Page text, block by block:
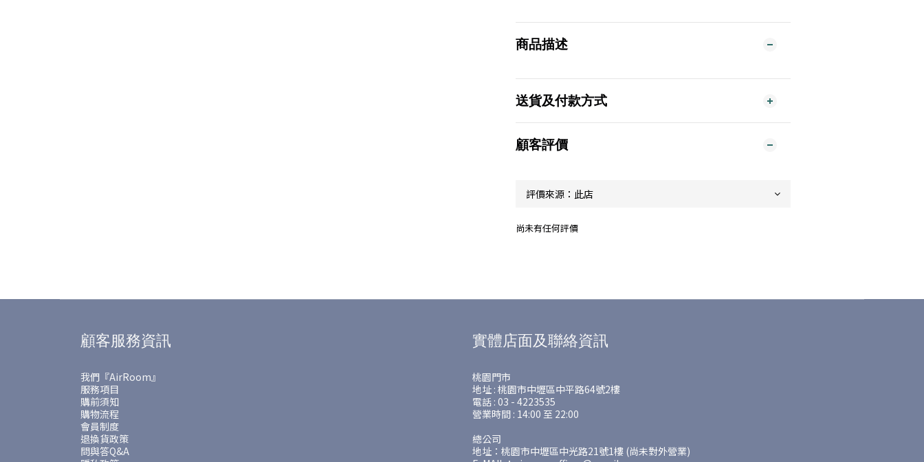
商品描述
送貨及付款方式
顧客評價
尚未有任何評價
顧客服務資訊
我們『AirRoom』
服務項目
購前須知
購物流程
會員制度
退換貨政策
問與答Q&A
實體店面及聯絡資訊
桃園門市
地址 : 桃園市中壢區中平路64號2樓
電話 : 03 - 4223535
營業時間 : 14:00 至 22:00
總公司
地址：桃園市中壢區中光路21號1樓 (尚未對外營業)